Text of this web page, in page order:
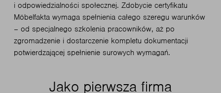
i odpowiedzialności społecznej. Zdobycie certyfikatu
Möbelfakta wymaga spełnienia całego szeregu warunków
– od specjalnego szkolenia pracowników, aż po
zgromadzenie i dostarczenie kompletu dokumentacji
potwierdzającej spełnienie surowych wymagań.
Jako pierwsza firma